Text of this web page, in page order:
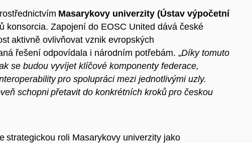
Masarykovy univerzity (Ústav výpočetní
konsorcia. Zapojení do EOSC United dává české
aktivně ovlivňovat vznik evropských
řešení odpovídala i národním potřebám. „Díky tomuto
se budou vyvíjet klíčové komponenty federace,
pro spolupráci mezi jednotlivými uzly.
schopni přetavit do konkrétních kroků pro českou
strategickou roli Masarykovy univerzity jako